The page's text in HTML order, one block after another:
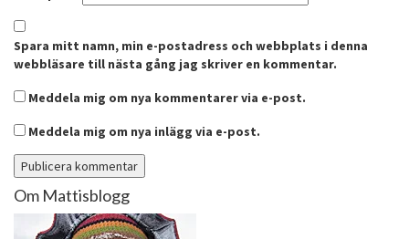
Spara mitt namn, min e-postadress och webbplats i denna
webbläsare till nästa gång jag skriver en kommentar.
Meddela mig om nya kommentarer via e-post.
Meddela mig om nya inlägg via e-post.
Om Mattisblogg